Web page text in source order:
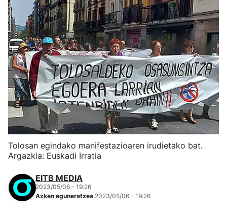
Tolosan egindako manifestazioaren irudietako bat.
Argazkia: Euskadi Irratia
EITB MEDIA
2023/05/06 - 19:26
Azken eguneratzea 2023/05/06 - 19:26